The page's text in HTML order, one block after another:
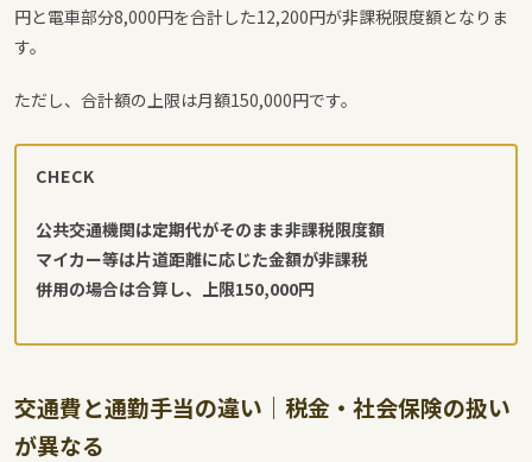
円と電車部分8,000円を合計した12,200円が非課税限度額となりま
す。
ただし、合計額の上限は月額150,000円です。
CHECK
公共交通機関は定期代がそのまま非課税限度額
マイカー等は片道距離に応じた金額が非課税
併用の場合は合算し、上限150,000円
交通費と通勤手当の違い｜税金・社会保険の扱い
が異なる